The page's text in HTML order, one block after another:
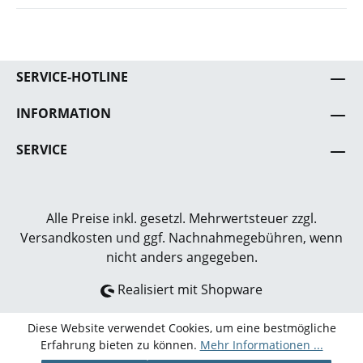
SERVICE-HOTLINE
INFORMATION
SERVICE
Alle Preise inkl. gesetzl. Mehrwertsteuer zzgl.
Versandkosten und ggf. Nachnahmegebühren, wenn
nicht anders angegeben.
Realisiert mit Shopware
Diese Website verwendet Cookies, um eine bestmögliche
Erfahrung bieten zu können. Mehr Informationen ...